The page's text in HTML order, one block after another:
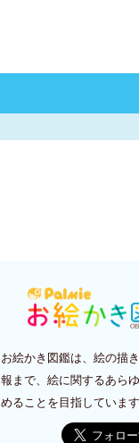
お絵かき図鑑は、絵の描
報まで、絵に関するあら
めることを目指しています